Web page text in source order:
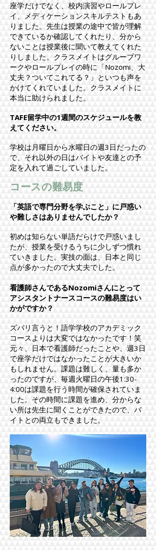
座学だけでなく、校内演習やロールプレ
イ、メディケーションスキルテストもあ
りました。先生は授業の途中で皆が理解
できているか確認してくれたり、分から
ないことは授業後に聞いて教えてくれた
りしました。クラスメイトはグループワ
ークやロールプレイの時に「Nozomi、大
丈夫？ついてこれてる？」といつも声を
かけてくれていました。クラスメイトに
本当に助けられました。
TAFE留学中の1週間のスケジュールを教
えてください。
学校は月曜日から水曜日の週3日だったの
で、それ以外の日はバイトや友達との予
定を入れて過ごしていました。
​コースの難易度
「英語で専門分野を学ぶこと」に戸惑い
や難しさはありませんでしたか？
初めは知らない単語だらけで戸惑いまし
たが、授業を受けるうちに少しずつ慣れ
ていきました。実技の面は、日本と同じ
点が多かったので大丈夫でした。
看護師さんであるNozomiさんにとって
アシスタントナースコースの難易度はい
かがですか？
ズバリ言うと！語学学校のアカデミック
コースよりは大変ではなかったです！笑
元々、日本で看護師だったことや、週3日
で座学だけではなかったことが大きいか
もしれません。課題は難しく、量も多か
ったのですが、毎週火曜日の午後1:30-
4:00は課題を行う時間が確保されていま
した。その時間に課題を進め、分からな
い所は先生に聞くことができたので、バ
イトとの両立もできました。​